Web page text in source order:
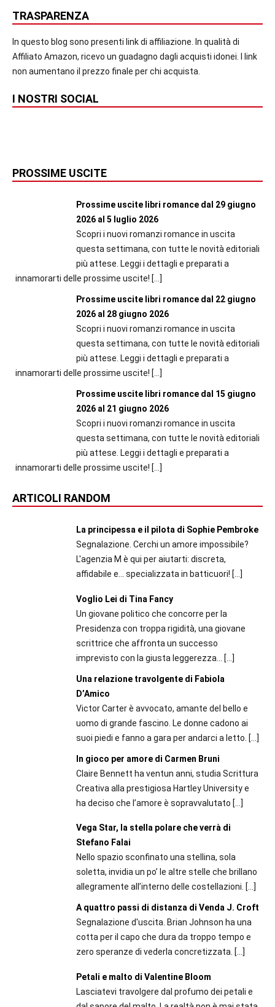
TRASPARENZA
In questo blog sono presenti link di affiliazione. In qualità di
Affiliato Amazon, ricevo un guadagno dagli acquisti idonei. I link
non aumentano il prezzo finale per chi acquista.
I NOSTRI SOCIAL
PROSSIME USCITE
Prossime uscite libri romance dal 29 giugno
2026 al 5 luglio 2026
Scopri i nuovi romanzi romance in uscita
questa settimana, con tutte le novità editoriali
più attese. Leggi i dettagli e preparati a
innamorarti delle prossime uscite! […]
Prossime uscite libri romance dal 22 giugno
2026 al 28 giugno 2026
Scopri i nuovi romanzi romance in uscita
questa settimana, con tutte le novità editoriali
più attese. Leggi i dettagli e preparati a
innamorarti delle prossime uscite! […]
Prossime uscite libri romance dal 15 giugno
2026 al 21 giugno 2026
Scopri i nuovi romanzi romance in uscita
questa settimana, con tutte le novità editoriali
più attese. Leggi i dettagli e preparati a
innamorarti delle prossime uscite! […]
ARTICOLI RANDOM
La principessa e il pilota di Sophie Pembroke
Segnalazione. Cerchi un amore impossibile?
L'agenzia M è qui per aiutarti: discreta,
affidabile e... specializzata in batticuori! […]
Voglio Lei di Tina Fancy
Un giovane politico che concorre per la
Presidenza con troppa rigidità, una giovane
scrittrice che affronta un successo
imprevisto con la giusta leggerezza…
[…]
Una relazione travolgente di Fabiola
D’Amico
Victor Carter è avvocato, amante del bello e
uomo di grande fascino. Le donne cadono ai
suoi piedi e fanno a gara per andarci a letto. […]
In gioco per amore di Carmen Bruni
Claire Bennett ha ventun anni, studia Scrittura
Creativa alla prestigiosa Hartley University e
ha deciso che l’amore è sopravvalutato […]
Vega Star, la stella polare che verrà di
Stefano Falai
Nello spazio sconfinato una stellina, sola
soletta, invidia un po’ le altre stelle che brillano
allegramente all’interno delle costellazioni. […]
A quattro passi di distanza di Venda J. Croft
Segnalazione d'uscita. Brian Johnson ha una
cotta per il capo che dura da troppo tempo e
zero speranze di vederla concretizzata. […]
Petali e malto di Valentine Bloom
Lasciatevi travolgere dal profumo dei petali e